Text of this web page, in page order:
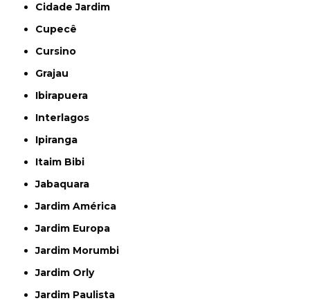
Cidade Jardim
Cupecê
Cursino
Grajau
Ibirapuera
Interlagos
Ipiranga
Itaim Bibi
Jabaquara
Jardim América
Jardim Europa
Jardim Morumbi
Jardim Orly
Jardim Paulista